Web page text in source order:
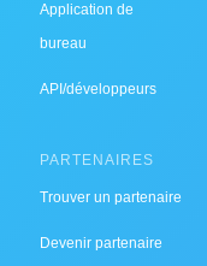
Application de
bureau
API/développeurs
PARTENAIRES
Trouver un partenaire
Devenir partenaire